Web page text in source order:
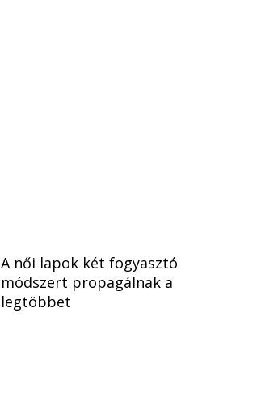
A női lapok két fogyasztó
módszert propagálnak a
legtöbbet